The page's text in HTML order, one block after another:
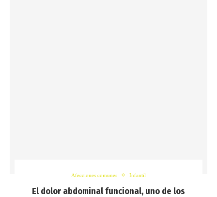
Afecciones comunes Infantil
El dolor abdominal funcional, uno de los